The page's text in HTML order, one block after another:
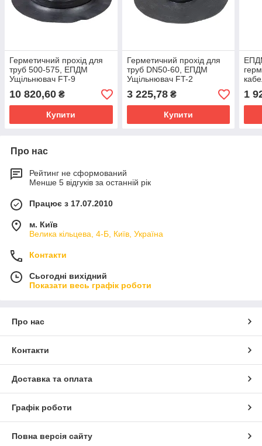
Герметичний прохід для
труб 500-575, ЕПДМ
Ущільнювач FT-9
10 820,60 ₴
Купити
Герметичний прохід для
труб DN50-60, ЕПДМ
Ущільнювач FT-2
3 225,78₴
Купити
1
Про нас
Рейтинг не сформований
Менше 5 відгуків за останній рік
Працює з 17.07.2010
м. Київ
Велика кільцева, 4-Б, Київ, Україна
Контакти
Сьогодні вихідний
Показати весь графік роботи
Про нас
Контакти
Доставка та оплата
Графік роботи
Повна версія сайту